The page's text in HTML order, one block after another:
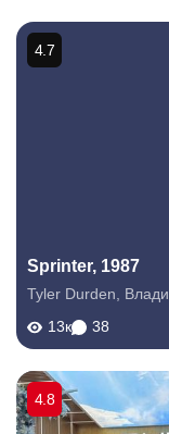
Sprinter, 1987
Tyler Durden
13к
38
4.7
4.8